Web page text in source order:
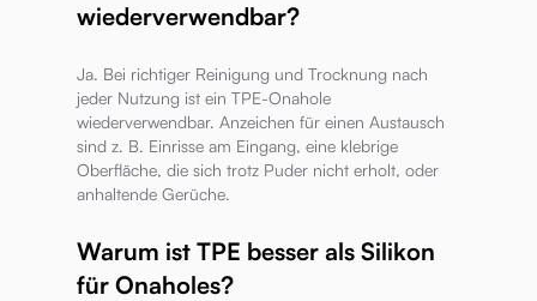
wiederverwendbar?
Ja. Bei richtiger Reinigung und Trocknung nach
jeder Nutzung ist ein TPE-Onahole
wiederverwendbar. Anzeichen für einen Austausch
sind z. B. Einrisse am Eingang, eine klebrige
Oberfläche, die sich trotz Puder nicht erholt, oder
anhaltende Gerüche.
Warum ist TPE besser als Silikon
für Onaholes?